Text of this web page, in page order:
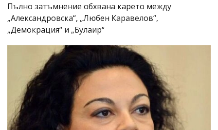
Пълно затъмнение обхвана карето между
„Александровска“, „Любен Каравелов“,
„Демокрация“ и „Булаир“